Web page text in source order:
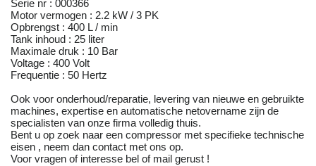
Serie nr : 000366
Motor vermogen : 2.2 kW / 3 PK
Opbrengst : 400 L / min
Tank inhoud : 25 liter
Maximale druk : 10 Bar
Voltage : 400 Volt
Frequentie : 50 Hertz
Ook voor onderhoud/reparatie, levering van nieuwe en gebruikte
machines, expertise en automatische netovername zijn de
specialisten van onze firma volledig thuis.
Bent u op zoek naar een compressor met specifieke technische
eisen , neem dan contact met ons op.
Voor vragen of interesse bel of mail gerust !